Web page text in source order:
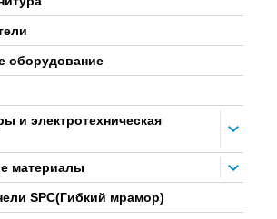
оборудование
и электротехническая
материалы
SPC(Гибкий мрамор)